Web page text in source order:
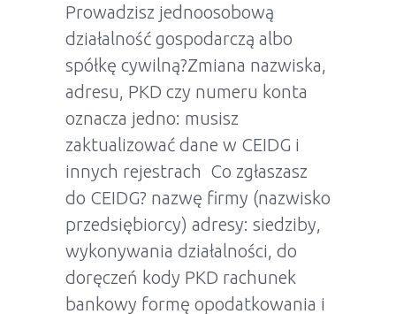
Prowadzisz jednoosobową
działalność gospodarczą albo
spółkę cywilną?Zmiana nazwiska,
adresu, PKD czy numeru konta
oznacza jedno: musisz
zaktualizować dane w CEIDG i
innych rejestrach Co zgłaszasz
do CEIDG? nazwę firmy (nazwisko
przedsiębiorcy) adresy: siedziby,
wykonywania działalności, do
doręczeń kody PKD rachunek
bankowy formę opodatkowania i